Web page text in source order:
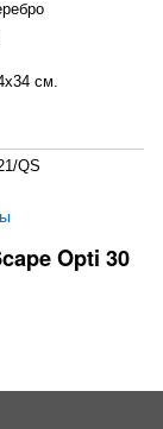
см.
QS
Opti 30